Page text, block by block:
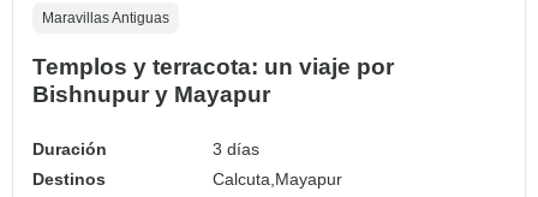
Maravillas Antiguas
Templos y terracota: un viaje por
Bishnupur y Mayapur
Duración
3 días
Destinos
Calcuta, Mayapur